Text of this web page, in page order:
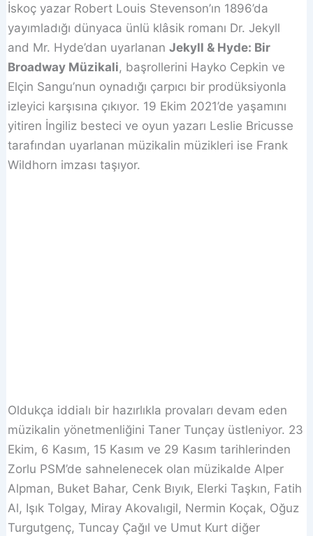
İskoç yazar Robert Louis Stevenson’ın 1896’da
yayımladığı dünyaca ünlü klâsik romanı Dr. Jekyll
and Mr. Hyde’dan uyarlananJekyll & Hyde: Bir
Broadway Müzikali, başrollerini Hayko Cepkin ve
Elçin Sangu’nun oynadığı çarpıcı bir prodüksiyonla
izleyici karşısına çıkıyor. 19 Ekim 2021’de yaşamını
yitiren İngiliz besteci ve oyun yazarı Leslie Bricusse
tarafından uyarlanan müzikalin müzikleri ise Frank
Wildhorn imzası taşıyor.
Oldukça iddialı bir hazırlıkla provaları devam eden
müzikalin yönetmenliğini Taner Tunçay üstleniyor. 23
Ekim, 6 Kasım, 15 Kasım ve 29 Kasım tarihlerinden
Zorlu PSM’de sahnelenecek olan müzikalde Alper
Alpman, Buket Bahar, Cenk Bıyık, Elerki Taşkın, Fatih
Al, Işık Tolgay, Miray Akovalıgil, Nermin Koçak, Oğuz
Turgutgenç, Tuncay Çağıl ve Umut Kurt diğer